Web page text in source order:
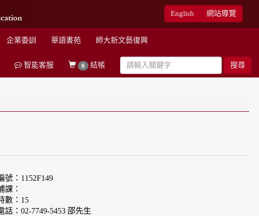
English 網站導覽
企業委訓 華語書苑 師大新文藝復興
搜尋
0 結帳
智能客服
號：1152F149
課：
數：15
話：02-7749-5453 邵先生